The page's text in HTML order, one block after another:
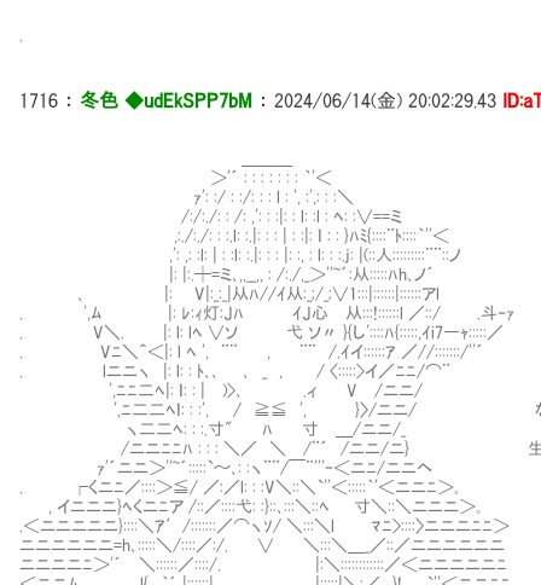
1716 ： 冬色 ◆udEkSPP7bM ： 2024/06/14(金) 20:02:29.43
＞'´ : : : : : : : ｀'＜
ｧ': :/ : :/: : : l : ', :',: : :＼
/:/:./: : /: ,': : :|: : l: :l : ﾍ: :∨==ミ
,:./:./: : :.l: :.|: : : | : :|: ｌ : : }ﾊﾐ{::::¨ﾄ::::｀''＜
,': ,: :l: | : :l: :.|: : : |: :, : l: : :.j: |(::人:::::::::¨¨::ノ
|: |:.┼=ミ､,,__,, : /:./,_＞''~´:从:::::ﾊh､ノ´
､ |: ⅣV|:_:_|从ﾊ//ｲ从:_;/_;∨1:::|::::::|::::::アl そして
. ',ﾑ |: ﾚ:ｨ灯:Jﾊ ｲJ心㍉从:::!::::::l ／::/ .斗‐ｧ
. V＼. |: l: lﾍ ∨ソ 弋 ソ〃 }{し'::::ﾊ{:::::,ｲi7―ｬ:::::／ 生活
. Vﾆ＼＾＜|: l ﾍ ', ¨¨ , ¨¨ /.ｲイ::::::ｱ ／//:::::::/''´
. lニニヽ |: l: : ﾄ､､ ､ _ , / 〈:::::>イ／ﾆﾆ/⌒¨
',ﾆﾆ二ﾍ|: ｌ: : | )>､ .ィ V /ニニ/
',ﾆ二二ﾍｌ: : :', / ≧≦ ', }〉/ニニ/ なので年収・
ヽ二二ﾍ: : :.寸" ﾊ 寸 ＿/ニニ/_
/ニニﾆﾆﾊ : : : ＼／ ＼ /¨´ /ニニ/ニ} 生活水準はだ
ｧ'´ニニ＞''~´:::::`～､: :ヽ¨¨/￣¨'''‐＜ニﾆ/ニニヘ
. ┌くニﾆ／::::＞≦/ ／:／l: : :V＼::＼`''＜:::::｀'＜ニニﾆ＞｡
, イニニニ}ﾍくニﾆア /::／::::弋: :}::､:::＼::ﾍ 寸＼::＼ニニニ＞｡
.＜ニニニニニ}::::＼ｱ′/:::::::／⌒ヽｿ/ ＼:::＼l ﾏﾆ>::::〉ニニニﾆﾆ＞
ニニニニニニ=h､:::::＼/::::／:/. ∨ ＼:::＼＿_／::／ニニニニニニ
ニニニニﾆ＞'´ ＼::::::／::::/. |:＼::::::::::::／＜ニニニニニﾆ